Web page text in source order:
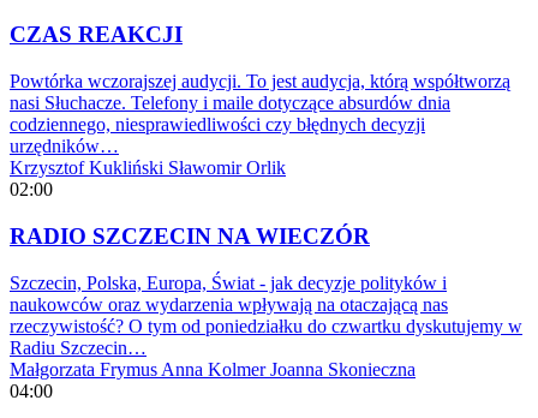
CZAS REAKCJI
Powtórka wczorajszej audycji. To jest audycja, którą współtworzą
nasi Słuchacze. Telefony i maile dotyczące absurdów dnia
codziennego, niesprawiedliwości czy błędnych decyzji
urzędników…
Krzysztof Kukliński Sławomir Orlik
02:00
RADIO SZCZECIN NA WIECZÓR
Szczecin, Polska, Europa, Świat - jak decyzje polityków i
naukowców oraz wydarzenia wpływają na otaczającą nas
rzeczywistość? O tym od poniedziałku do czwartku dyskutujemy w
Radiu Szczecin…
Małgorzata Frymus Anna Kolmer Joanna Skonieczna
04:00